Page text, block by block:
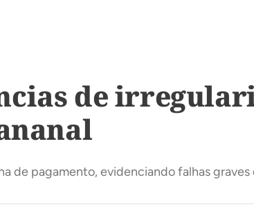
de
de pagamento, evidenciando falhas